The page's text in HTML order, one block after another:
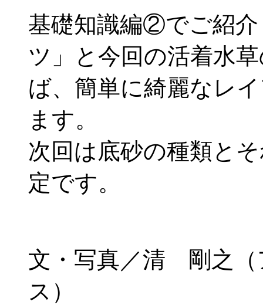
基礎知識編②でご紹
ツ」と今回の活着水
ば、簡単に綺麗なレ
ます。
次回は底砂の種類と
定です。
文・写真／清 剛之（
ス）